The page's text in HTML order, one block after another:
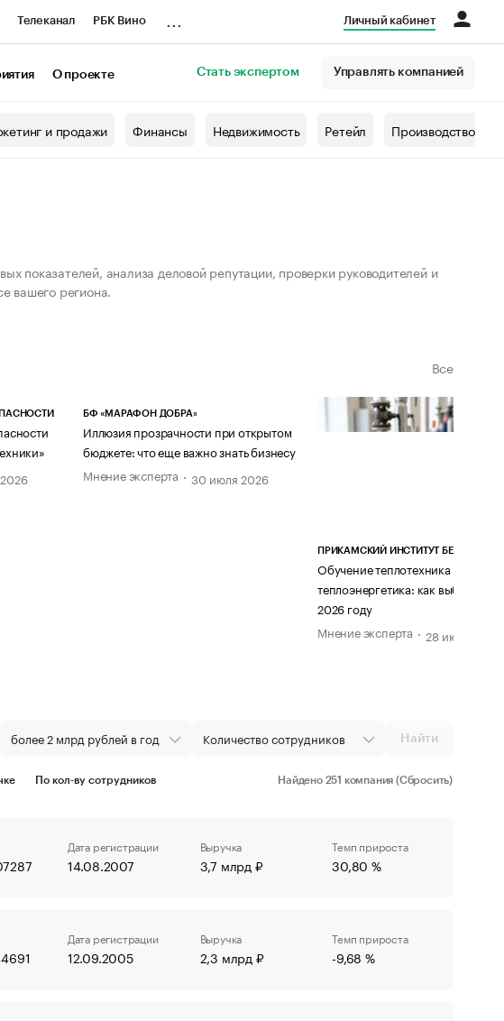
Телеканал РБК Вино Личный кабинет
О проекте Стать экспертом Управлять компанией
и продажи Финансы Недвижимость Ретейл Производство
показателей, анализа деловой репутации, проверки руководителей и
вашего региона.
Все
БФ «МАРАФОН ДОБРА»
Иллюзия прозрачности при открытом
бюджете: что еще важно знать бизнесу
Мнение эксперта
30 июля 2026
ПРИКАМСКИЙ ИНСТИТУТ
Обучение теплотехника и
теплоэнергетика: как выбрать
2026 году
Мнение эксперта
28 июля 2026
Найти
По кол-ву сотрудников Найдено 251 компания (Сбросить)
Дата регистрации
14.08.2007
Выручка
3,7 млрд ₽
Темп прироста
30,80 %
Дата регистрации
12.09.2005
Выручка
2,3 млрд ₽
Темп прироста
-9,68 %